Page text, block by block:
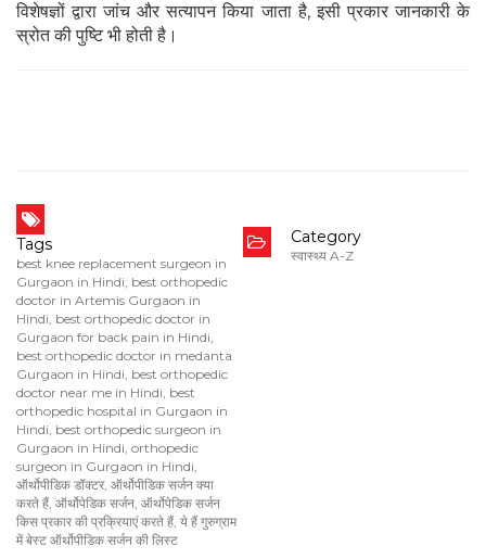
विशेषज्ञों द्वारा जांच और सत्यापन किया जाता है, इसी प्रकार जानकारी के
स्रोत की पुष्टि भी होती है।
Tags
best knee replacement surgeon in
Gurgaon in Hindi, best orthopedic
doctor in Artemis Gurgaon in
Hindi, best orthopedic doctor in
Gurgaon for back pain in Hindi,
best orthopedic doctor in medanta
Gurgaon in Hindi, best orthopedic
doctor near me in Hindi, best
orthopedic hospital in Gurgaon in
Hindi, best orthopedic surgeon in
Gurgaon in Hindi, orthopedic
surgeon in Gurgaon in Hindi,
ऑर्थोपीडिक डॉक्टर, ऑर्थोपीडिक सर्जन क्या
करते हैं, ऑर्थोपेडिक सर्जन, ऑर्थोपेडिक सर्जन
किस प्रकार की प्रक्रियाएं करते हैं, ये हैं गुरुग्राम
में बेस्ट ऑर्थोपीडिक सर्जन की लिस्ट
Category
स्वास्थ्य A-Z